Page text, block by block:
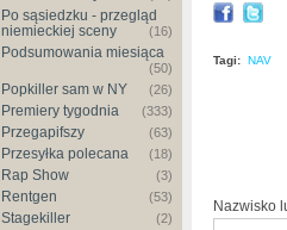
Po sąsiedzku - przegląd
niemieckiej sceny
(16)
Podsumowania miesiąca
(50)
Popkiller sam w NY (26)
Premiery tygodnia (333)
Przegapifszy (63)
Przesyłka polecana (18)
Rap Show (3)
Rentgen (53)
Stagekiller (2)
Tagi: NAV
Nazwisko